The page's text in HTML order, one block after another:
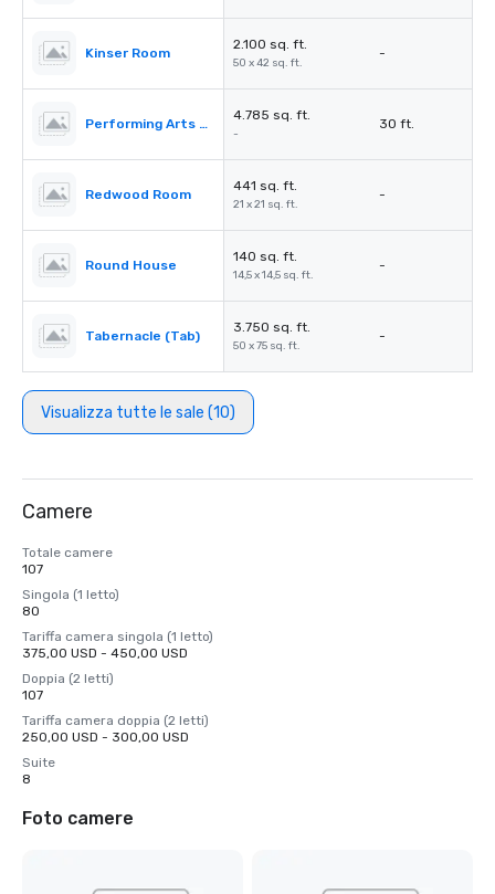
Kinser Room
2.100 sq. ft.
50 x 42 sq. ft.
-
Performing Arts Center (PAC)
4.785 sq. ft.
-
30 ft.
Redwood Room
441 sq. ft.
21 x 21 sq. ft.
-
Round House
140 sq. ft.
14,5 x 14,5 sq. ft.
-
Tabernacle (Tab)
3.750 sq. ft.
50 x 75 sq. ft.
-
Visualizza tutte le sale (10)
Camere
Totale camere
107
Singola (1 letto)
80
Tariffa camera singola (1 letto)
375,00 USD - 450,00 USD
Doppia (2 letti)
107
Tariffa camera doppia (2 letti)
250,00 USD - 300,00 USD
Suite
8
Foto camere